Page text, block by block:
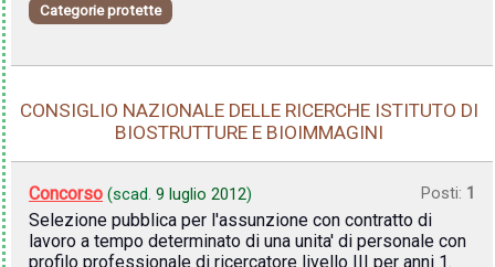
Categorie protette
CONSIGLIO NAZIONALE DELLE RICERCHE ISTITUTO DI
BIOSTRUTTURE E BIOIMMAGINI
Concorso (scad. 9 luglio 2012) Posti: 1
Selezione pubblica per l'assunzione con contratto di
lavoro a tempo determinato di una unita' di personale con
profilo professionale di ricercatore livello III per anni 1.